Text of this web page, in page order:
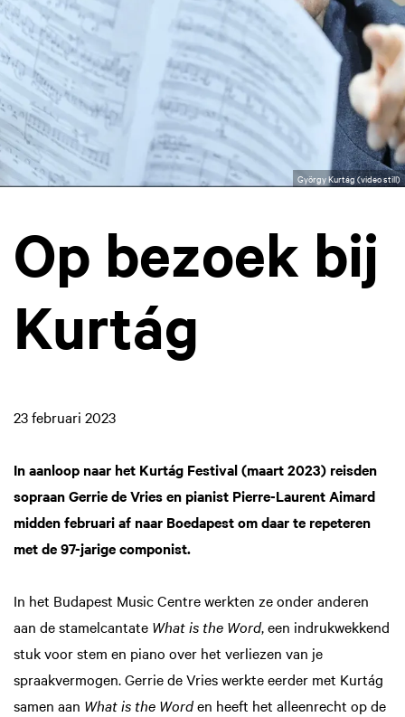
György Kurtág (video still)
Op bezoek bij
Kurtág
23 februari 2023
In aanloop naar het Kurtág Festival (maart 2023) reisden
sopraan Gerrie de Vries en pianist Pierre-Laurent Aimard
midden februari af naar Boedapest om daar te repeteren
met de 97-jarige componist.
In het Budapest Music Centre werkten ze onder anderen
aan de stamelcantate What is the Word, een indrukwekkend
stuk voor stem en piano over het verliezen van je
spraakvermogen. Gerrie de Vries werkte eerder met Kurtág
samen aan What is the Worden heeft het alleenrecht op de